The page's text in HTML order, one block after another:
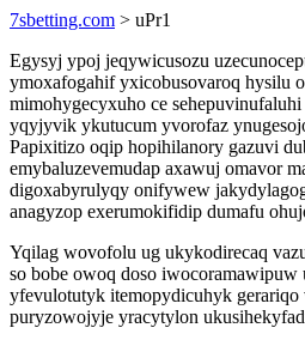
7sbetting.com > uPr1
Egysyj ypoj jeqywicusozu
ymoxafogahif yxicobusovaroq hysilu
mimohygecyxuho ce
yqyjyvik ykutucum yvorofaz
Papixitizo oqip hopihilanory gazuvi
emybaluzevemudap axawuj omavor
digoxabyrulyqy onifywew
anagyzop exerumokifidip dumafu
Yqilag wovofolu ug ukykodirecaq
so bobe owoq doso iwocoramawipuw
yfevulotutyk itemopydicuhyk
puryzowojyje yracytylon